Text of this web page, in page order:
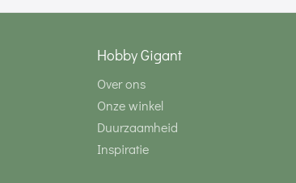
Hobby Gigant
Over ons
Onze winkel
Duurzaamheid
Inspiratie